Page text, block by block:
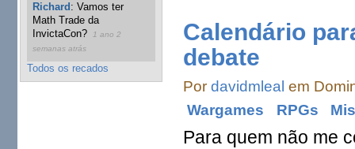
Richard :Vamos ter
Math Trade da
InvictaCon?
1 ano 2
semanas atrás
Todos os recados
Calendário
debate
Pordavidmleal em
Wargames
RPGs
Para quem não me